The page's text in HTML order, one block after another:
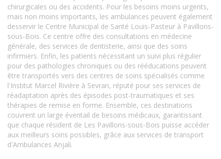
chirurgicales ou des accidents. Pour les besoins moins urgents,
mais non moins importants, les ambulances peuvent également
desservir le Centre Municipal de Santé Louis-Pasteur à Pavillons-
sous-Bois. Ce centre offre des consultations en médecine
générale, des services de dentisterie, ainsi que des soins
infirmiers. Enfin, les patients nécessitant un suivi plus régulier
pour des pathologies chroniques ou des rééducations peuvent
être transportés vers des centres de soins spécialisés comme
l'Institut Marcel Rivière à Sevran, réputé pour ses services de
réadaptation après des épisodes post-traumatiques et ses
thérapies de remise en forme. Ensemble, ces destinations
couvrent un large éventail de besoins médicaux, garantissant
que chaque résident de Les Pavillons-sous-Bois puisse accéder
aux meilleurs soins possibles, grâce aux services de transport
d'Ambulances Anjali.